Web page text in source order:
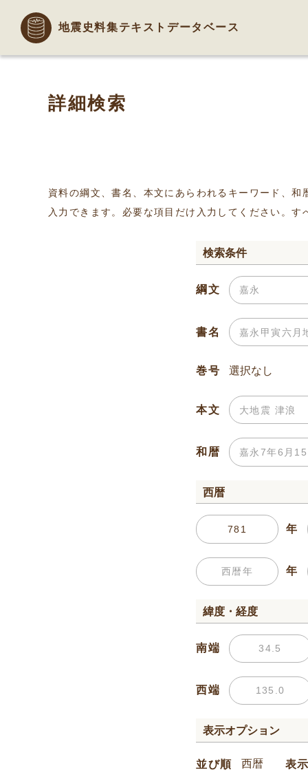
地震史料集テキストデータベース
詳細検索
資料の綱文、書名、本文にあらわれるキーワード、
入力できます。必要な項目だけ入力してください。
検索条件
綱文
書名
巻号
本文
和暦
西暦
年
年
緯度・経度
南端
西端
表示オプション
並び順 表